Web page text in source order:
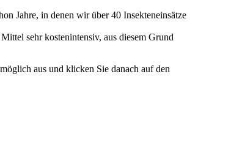
Jahre, in denen wir über 40 Insekteneinsätze
sehr kostenintensiv, aus diesem Grund
aus und klicken Sie danach auf den